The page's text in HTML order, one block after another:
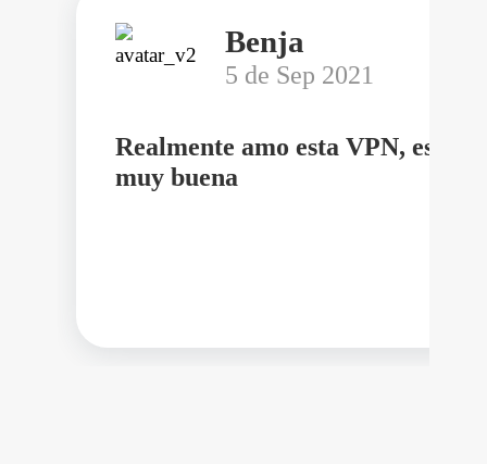
Benja
5 de Sep 2021
Realmente amo esta VPN, es
muy buena